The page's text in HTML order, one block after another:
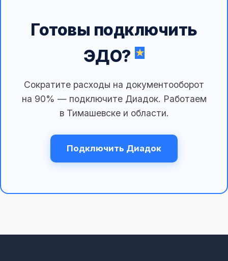
Готовы подключить
ЭДО?
Сократите расходы на документооборот
на 90% — подключите Диадок. Работаем
в Тимашевске и области.
Подключить Диадок